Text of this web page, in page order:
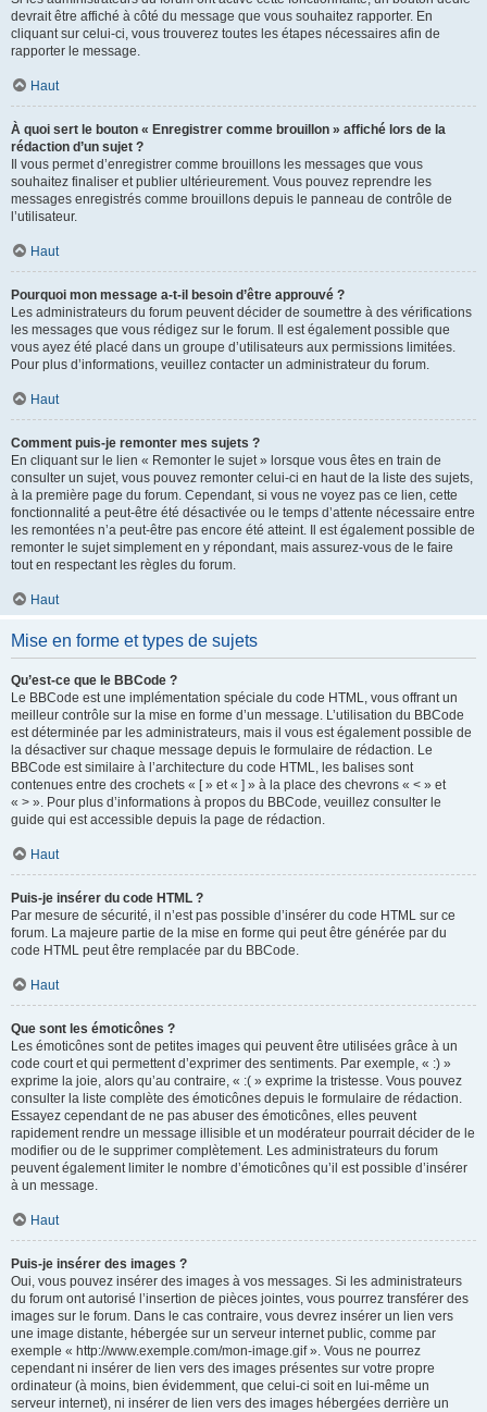
devrait être affiché à côté du message que vous souhaitez rapporter. En
cliquant sur celui-ci, vous trouverez toutes les étapes nécessaires afin de
rapporter le message.
Haut
À quoi sert le bouton « Enregistrer comme brouillon » affiché lors de la
rédaction d’un sujet ?
Il vous permet d’enregistrer comme brouillons les messages que vous
souhaitez finaliser et publier ultérieurement. Vous pouvez reprendre les
messages enregistrés comme brouillons depuis le panneau de contrôle de
l’utilisateur.
Haut
Pourquoi mon message a-t-il besoin d’être approuvé ?
Les administrateurs du forum peuvent décider de soumettre à des vérifications
les messages que vous rédigez sur le forum. Il est également possible que
vous ayez été placé dans un groupe d’utilisateurs aux permissions limitées.
Pour plus d’informations, veuillez contacter un administrateur du forum.
Haut
Comment puis-je remonter mes sujets ?
En cliquant sur le lien « Remonter le sujet » lorsque vous êtes en train de
consulter un sujet, vous pouvez remonter celui-ci en haut de la liste des sujets,
à la première page du forum. Cependant, si vous ne voyez pas ce lien, cette
fonctionnalité a peut-être été désactivée ou le temps d’attente nécessaire entre
les remontées n’a peut-être pas encore été atteint. Il est également possible de
remonter le sujet simplement en y répondant, mais assurez-vous de le faire
tout en respectant les règles du forum.
Haut
Mise en forme et types de sujets
Qu’est-ce que le BBCode ?
Le BBCode est une implémentation spéciale du code HTML, vous offrant un
meilleur contrôle sur la mise en forme d’un message. L’utilisation du BBCode
est déterminée par les administrateurs, mais il vous est également possible de
la désactiver sur chaque message depuis le formulaire de rédaction. Le
BBCode est similaire à l’architecture du code HTML, les balises sont
contenues entre des crochets « [ » et « ] » à la place des chevrons « < » et
« > ». Pour plus d’informations à propos du BBCode, veuillez consulter le
guide qui est accessible depuis la page de rédaction.
Haut
Puis-je insérer du code HTML ?
Par mesure de sécurité, il n’est pas possible d’insérer du code HTML sur ce
forum. La majeure partie de la mise en forme qui peut être générée par du
code HTML peut être remplacée par du BBCode.
Haut
Que sont les émoticônes ?
Les émoticônes sont de petites images qui peuvent être utilisées grâce à un
code court et qui permettent d’exprimer des sentiments. Par exemple, « :) »
exprime la joie, alors qu’au contraire, « :( » exprime la tristesse. Vous pouvez
consulter la liste complète des émoticônes depuis le formulaire de rédaction.
Essayez cependant de ne pas abuser des émoticônes, elles peuvent
rapidement rendre un message illisible et un modérateur pourrait décider de le
modifier ou de le supprimer complètement. Les administrateurs du forum
peuvent également limiter le nombre d’émoticônes qu’il est possible d’insérer
à un message.
Haut
Puis-je insérer des images ?
Oui, vous pouvez insérer des images à vos messages. Si les administrateurs
du forum ont autorisé l’insertion de pièces jointes, vous pourrez transférer des
images sur le forum. Dans le cas contraire, vous devrez insérer un lien vers
une image distante, hébergée sur un serveur internet public, comme par
exemple « http://www.exemple.com/mon-image.gif ». Vous ne pourrez
cependant ni insérer de lien vers des images présentes sur votre propre
ordinateur (à moins, bien évidemment, que celui-ci soit en lui-même un
serveur internet), ni insérer de lien vers des images hébergées derrière un